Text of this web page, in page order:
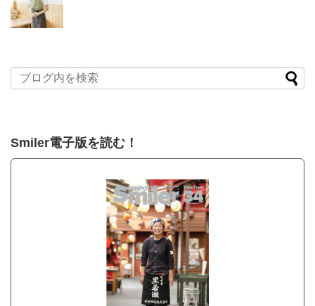
Smiler電子版を読む！